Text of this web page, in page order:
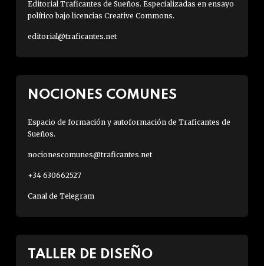
Editorial Traficantes de Sueños. Especializadas en ensayo
político bajo licencias Creative Commons.
editorial@traficantes.net
NOCIONES COMUNES
Espacio de formación y autoformación de Traficantes de
Sueños.
nocionescomunes@traficantes.net
+34 630662527
Canal de Telegram
TALLER DE DISEÑO